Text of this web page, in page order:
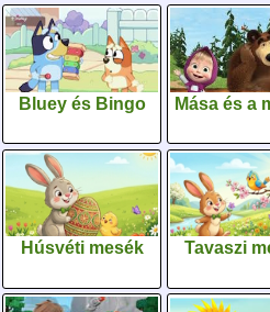
Bluey és Bingo Mása és a
Húsvéti mesék Tavaszi